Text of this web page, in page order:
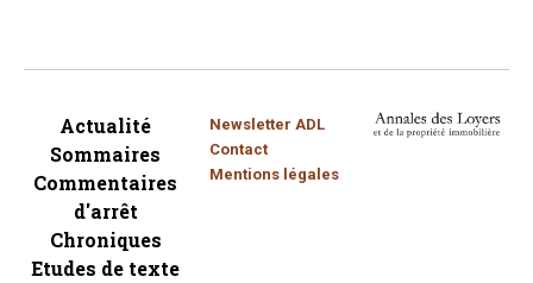
Actualité
Sommaires
Commentaires
d'arrêt
Chroniques
Etudes de texte
Newsletter ADL
Contact
Mentions légales